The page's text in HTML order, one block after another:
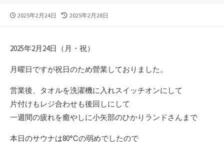
公
2025年2月24日
最
新
日
2025年2月28日
2025年2月24日（月・祝）
月曜日ですが祝日のため營業しておりました。
営業後、タオルを洗濯機に入れスイッチオンにして
片付けもレジ合わせも後回しにして
一週間の疲れを癒やしに小矢部のひかりランドさんまで
本日のサウナは80℃の弱めでしたので